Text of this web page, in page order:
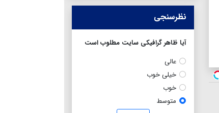
نظرسنجی
آیا ظاهر گرافیکی سایت مطلوب است
عالی
خیلی خوب
خوب
متوسط